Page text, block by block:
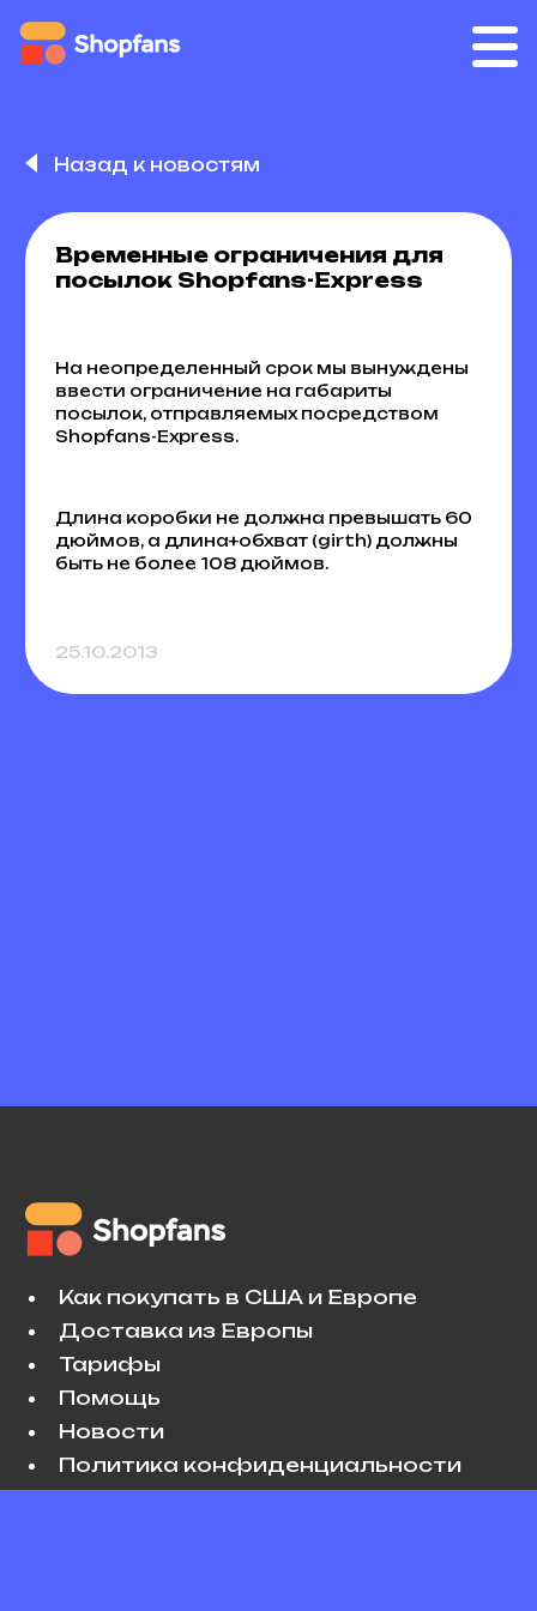
Назад к новостям
Временные ограничения для
посылок Shopfans-Express
На неопределенный срок мы вынуждены
ввести ограничение на габариты
посылок, отправляемых посредством
Shopfans-Express.
Длина коробки не должна превышать 60
дюймов, а длина+обхват (girth) должны
быть не более 108 дюймов.
25.10.2013
Как покупать в США и Европе
Доставка из Европы
Тарифы
Помощь
Новости
Политика конфиденциальности